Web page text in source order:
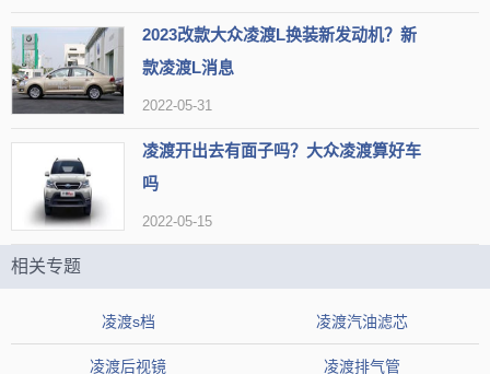
感，其实一直都是用来表扬欧洲车的底盘调教。全新一代的凌渡对于
大震动的过滤确实非常有厚重感和高级感。
2023改款大众凌渡L换装新发动机？新
款凌渡L消息
2022-05-31
凌渡开出去有面子吗？大众凌渡算好车
吗
2022-05-15
相关专题
凌渡s档 凌渡汽油滤芯
凌渡后视镜 凌渡排气管